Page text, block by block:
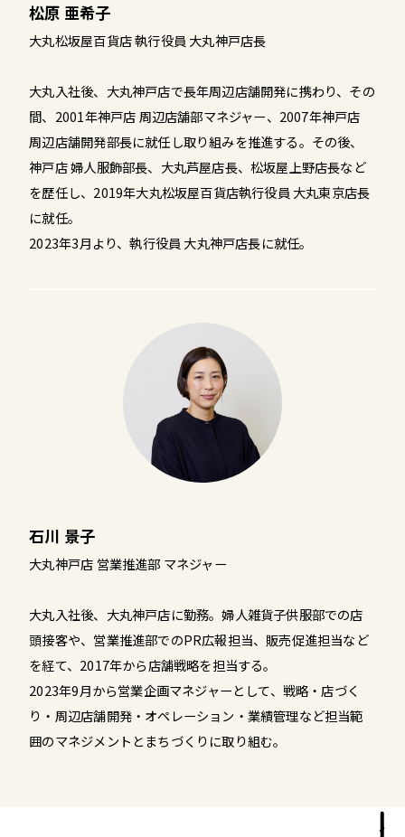
松原 亜希子
大丸松坂屋百貨店 執行役員 大丸神戸店長
大丸入社後、大丸神戸店で長年周辺店舗開発に携わり、その
間、2001年神戸店 周辺店舗部マネジャー、2007年神戸店
周辺店舗開発部長に就任し取り組みを推進する。その後、
神戸店 婦人服飾部長、大丸芦屋店長、松坂屋上野店長など
を歴任し、2019年大丸松坂屋百貨店執行役員 大丸東京店長
に就任。
2023年3月より、執行役員 大丸神戸店長に就任。
石川 景子
大丸神戸店 営業推進部 マネジャー
大丸入社後、大丸神戸店に勤務。婦人雑貨子供服部での店
頭接客や、営業推進部でのPR広報担当、販売促進担当など
を経て、2017年から店舗戦略を担当する。
2023年9月から営業企画マネジャーとして、戦略・店づく
り・周辺店舗開発・オペレーション・業績管理など担当範
囲のマネジメントとまちづくりに取り組む。